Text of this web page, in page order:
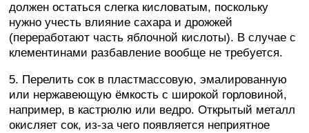
должен остаться слегка кисловатым, поскольку
нужно учесть влияние сахара и дрожжей
(переработают часть яблочной кислоты). В случае с
клементинами разбавление вообще не требуется.
5. Перелить сок в пластмассовую, эмалированную
или нержавеющую ёмкость с широкой горловиной,
например, в кастрюлю или ведро. Открытый металл
окисляет сок, из-за чего появляется неприятное